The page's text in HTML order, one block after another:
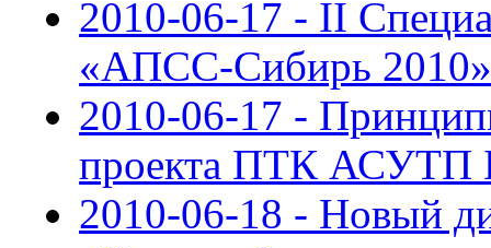
2010-06-17 - II
«АПСС-Сибирь
2010-06-17 -
проекта ПТК АСУТП
2010-06-18 - Новый